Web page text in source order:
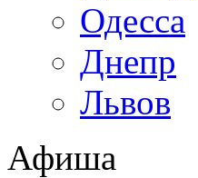
Одесса
Днепр
Львов
Афиша